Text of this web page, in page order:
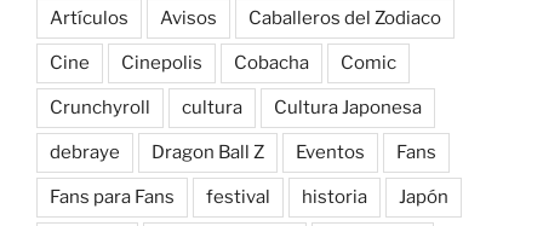
Artículos Avisos Caballeros del Zodiaco
Cine Cinepolis Cobacha Comic
Crunchyroll cultura Cultura Japonesa
debraye Dragon Ball Z Eventos Fans
Fans para Fans festival historia Japón